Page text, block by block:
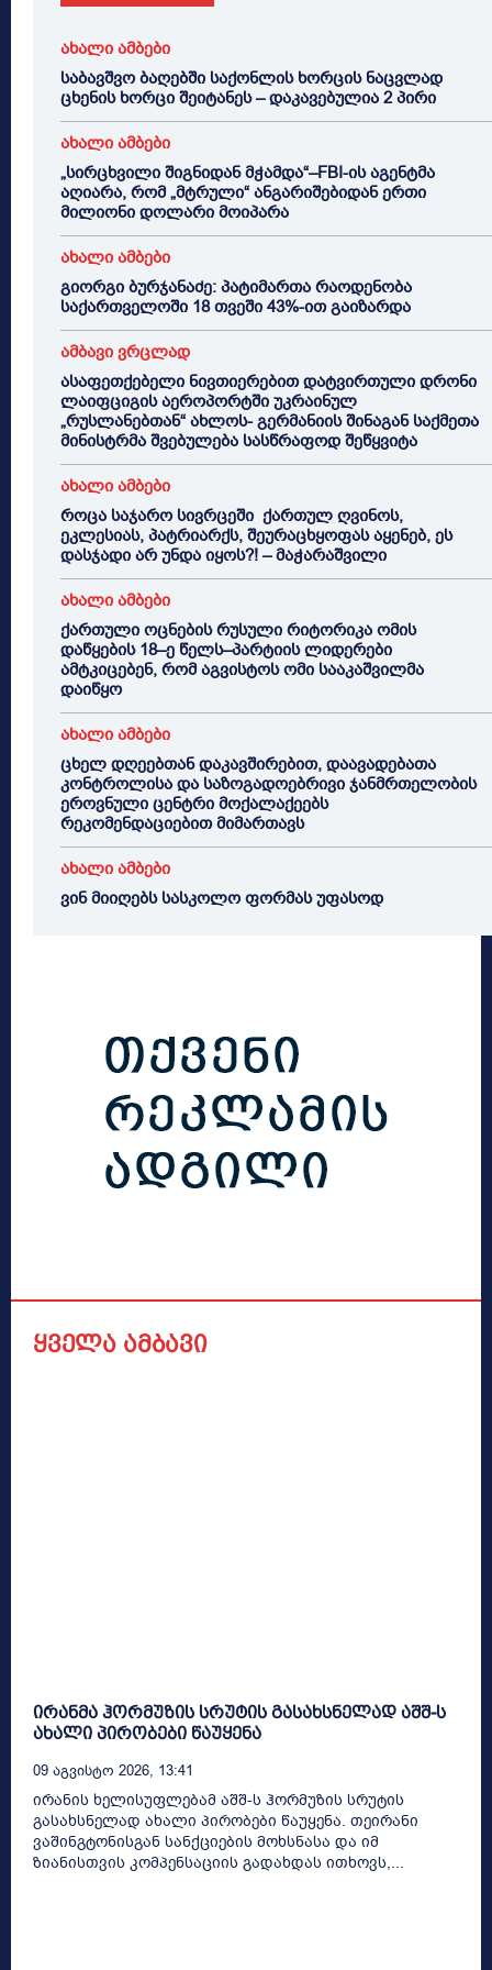
ახალი ამბები
საბავშვო ბაღებში საქონლის ხორცის ნაცვლად
ცხენის ხორცი შეიტანეს – დაკავებულია 2 პირი
ახალი ამბები
„სირცხვილი შიგნიდან მჭამდა“–FBI-ის აგენტმა
აღიარა, რომ „მტრული“ ანგარიშებიდან ერთი
მილიონი დოლარი მოიპარა
ახალი ამბები
გიორგი ბურჯანაძე: პატიმართა რაოდენობა
საქართველოში 18 თვეში 43%-ით გაიზარდა
ამბავი ვრცლად
ასაფეთქებელი ნივთიერებით დატვირთული დრონი
ლაიფციგის აეროპორტში უკრაინულ
„რუსლანებთან“ ახლოს- გერმანიის შინაგან საქმეთა
მინისტრმა შვებულება სასწრაფოდ შეწყვიტა
ახალი ამბები
როცა საჯარო სივრცეში ქართულ ღვინოს,
ეკლესიას, პატრიარქს, შეურაცხყოფას აყენებ, ეს
დასჯადი არ უნდა იყოს?! – მაჭარაშვილი
ახალი ამბები
ქართული ოცნების რუსული რიტორიკა ომის
დაწყების 18–ე წელს–პარტიის ლიდერები
ამტკიცებენ, რომ აგვისტოს ომი სააკაშვილმა
დაიწყო
ახალი ამბები
ცხელ დღეებთან დაკავშირებით, დაავადებათა
კონტროლისა და საზოგადოებრივი ჯანმრთელობის
ეროვნული ცენტრი მოქალაქეებს
რეკომენდაციებით მიმართავს
ახალი ამბები
ვინ მიიღებს სასკოლო ფორმას უფასოდ
ყველა ამბავი
ირანმა ჰორმუზის სრუტის გასახსნელად აშშ-ს
ახალი პირობები წაუყენა
09 Აგვისტო 2026, 13:41
ირანის ხელისუფლებამ აშშ-ს ჰორმუზის სრუტის
გასახსნელად ახალი პირობები წაუყენა. თეირანი
ვაშინგტონისგან სანქციების მოხსნასა და იმ
ზიანისთვის კომპენსაციის გადახდას ითხოვს,...